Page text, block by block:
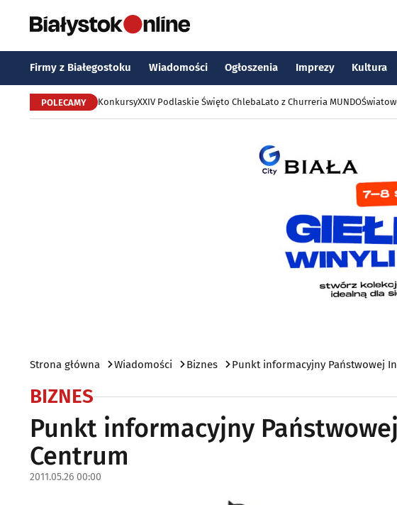
Firmy z Białegostoku Wiadomości Ogłoszenia Imprezy Kultura
POLECAMY KonkursyXXIV Podlaskie Święto ChlebaLato z Churreria MUNDO
Strona główna Wiadomości Biznes Punkt informacyjny Państwowej
BIZNES
Punkt informacyjny
Centrum
2011.05.26 00:00